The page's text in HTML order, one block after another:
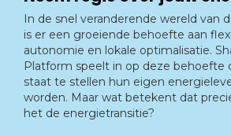
In de snel veranderende wereld van
is er een groeiende behoefte aan
autonomie en lokale optimalisatie.
Platform speelt in op deze behoefte
staat te stellen hun eigen
worden. Maar wat betekent dat
het de energietransitie?